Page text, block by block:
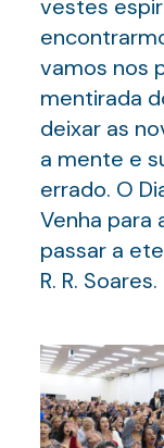
vestes
vamos nos
mentirada
deixar as
a mente e
errado. O
Venha para
passar a
R. R. Soares.